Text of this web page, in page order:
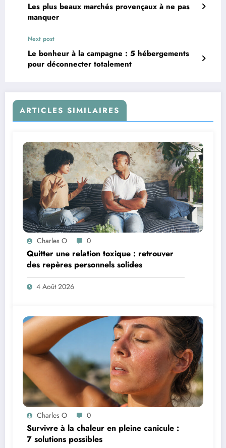
Les plus beaux marchés provençaux à ne pas
manquer
Next post
Le bonheur à la campagne : 5 hébergements
pour déconnecter totalement
ARTICLES SIMILAIRES
Charles O 0
Quitter une relation toxique : retrouver
des repères personnels solides
4 Août 2026
Charles O 0
Survivre à la chaleur en pleine canicule :
7 solutions possibles